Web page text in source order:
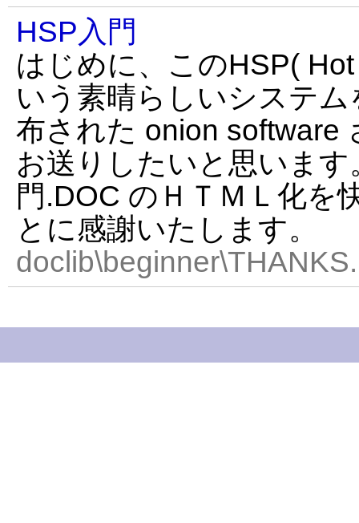
HSP入門
はじめに、このHSP(
いう素晴らしいシステ
布された onion software
お送りしたいと思いま
門.DOC のＨＴＭＬ化を
とに感謝いたします。